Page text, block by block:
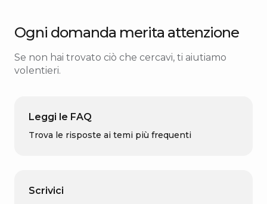
Ogni domanda merita attenzione
Se non hai trovato ciò che cercavi, ti aiutiamo
volentieri.
Leggi le FAQ
Trova le risposte ai temi più frequenti
Scrivici